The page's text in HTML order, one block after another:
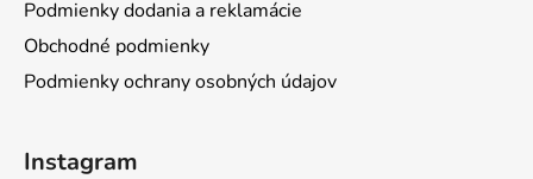
Podmienky dodania a reklamácie
Obchodné podmienky
Podmienky ochrany osobných údajov
Instagram